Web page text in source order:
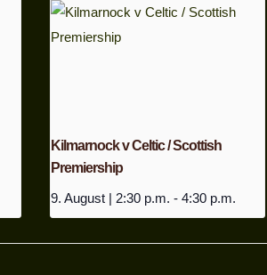
Kilmarnock v Celtic / Scottish
Premiership
9. August | 2:30 p.m. - 4:30 p.m.